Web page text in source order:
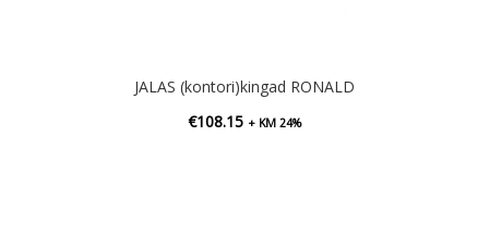
JALAS (kontori)kingad RONALD
€108.15 + KM 24%